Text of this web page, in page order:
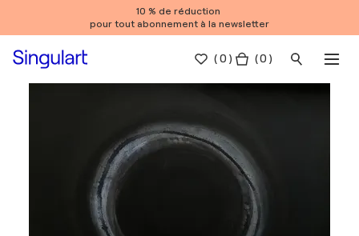
10 % de réduction
pour tout abonnement à la newsletter
(0 ) ( 0 )